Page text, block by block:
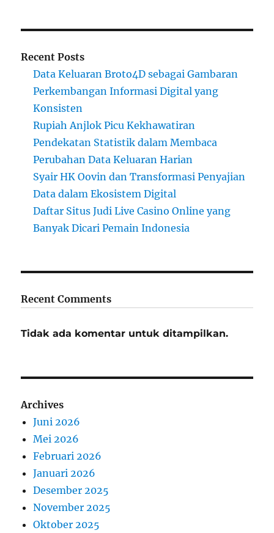
Recent Posts
Data Keluaran Broto4D sebagai Gambaran
Perkembangan Informasi Digital yang
Konsisten
Rupiah Anjlok Picu Kekhawatiran
Pendekatan Statistik dalam Membaca
Perubahan Data Keluaran Harian
Syair HK Oovin dan Transformasi Penyajian
Data dalam Ekosistem Digital
Daftar Situs Judi Live Casino Online yang
Banyak Dicari Pemain Indonesia
Recent Comments
Tidak ada komentar untuk ditampilkan.
Archives
Juni 2026
Mei 2026
Februari 2026
Januari 2026
Desember 2025
November 2025
Oktober 2025